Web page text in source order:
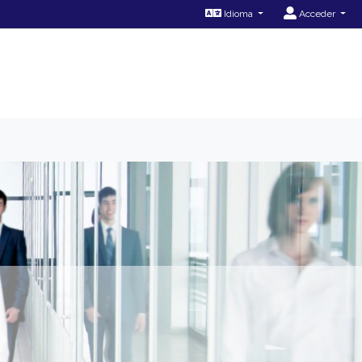
Idioma Acceder